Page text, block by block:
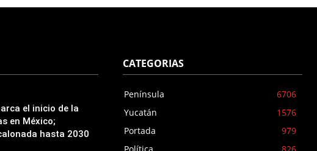
el inicio de la
en México;
hasta 2030
CATEGORIAS
Península
6706
Yucatán
1576
Portada
979